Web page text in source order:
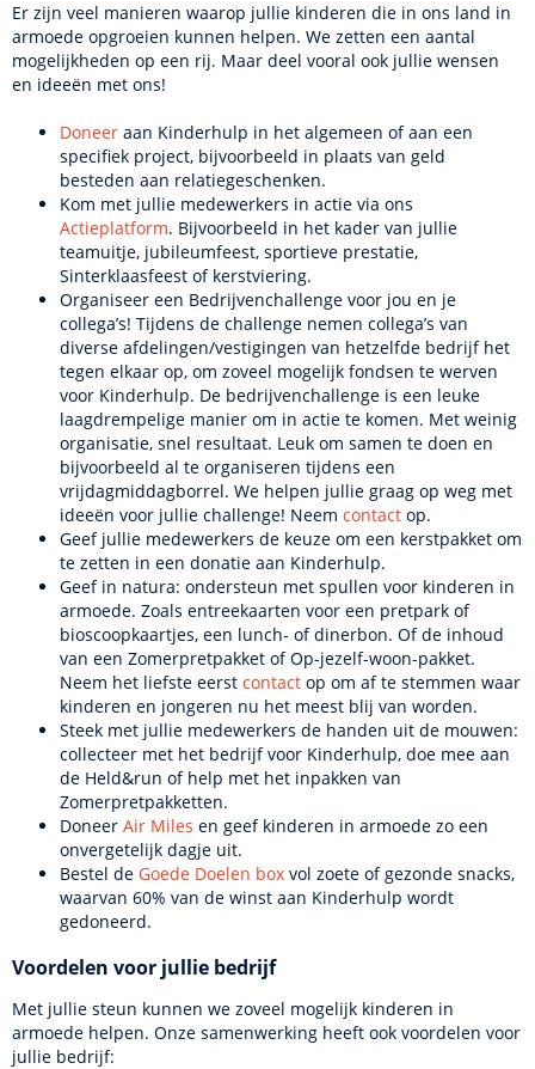
Er zijn veel manieren waarop jullie kinderen die in ons land in
armoede opgroeien kunnen helpen. We zetten een aantal
mogelijkheden op een rij. Maar deel vooral ook jullie wensen
en ideeën met ons!
Doneer aan Kinderhulp in het algemeen of aan een
specifiek project, bijvoorbeeld in plaats van geld
besteden aan relatiegeschenken.
Kom met jullie medewerkers in actie via ons
Actieplatform. Bijvoorbeeld in het kader van jullie
teamuitje, jubileumfeest, sportieve prestatie,
Sinterklaasfeest of kerstviering.
Organiseer een Bedrijvenchallenge voor jou en je
collega’s! Tijdens de challenge nemen collega’s van
diverse afdelingen/vestigingen van hetzelfde bedrijf het
tegen elkaar op, om zoveel mogelijk fondsen te werven
voor Kinderhulp. De bedrijvenchallenge is een leuke
laagdrempelige manier om in actie te komen. Met weinig
organisatie, snel resultaat. Leuk om samen te doen en
bijvoorbeeld al te organiseren tijdens een
vrijdagmiddagborrel. We helpen jullie graag op weg met
ideeën voor jullie challenge! Neem contact op.
Geef jullie medewerkers de keuze om een kerstpakket om
te zetten in een donatie aan Kinderhulp.
Geef in natura: ondersteun met spullen voor kinderen in
armoede. Zoals entreekaarten voor een pretpark of
bioscoopkaartjes, een lunch- of dinerbon. Of de inhoud
van een Zomerpretpakket of Op-jezelf-woon-pakket.
Neem het liefste eerst contact op om af te stemmen waar
kinderen en jongeren nu het meest blij van worden.
Steek met jullie medewerkers de handen uit de mouwen:
collecteer met het bedrijf voor Kinderhulp, doe mee aan
de Held&run of help met het inpakken van
Zomerpretpakketten.
Doneer Air Miles en geef kinderen in armoede zo een
onvergetelijk dagje uit.
Bestel de Goede Doelen box vol zoete of gezonde snacks,
waarvan 60% van de winst aan Kinderhulp wordt
gedoneerd.
Voordelen voor jullie bedrijf
Met jullie steun kunnen we zoveel mogelijk kinderen in
armoede helpen. Onze samenwerking heeft ook voordelen voor
jullie bedrijf: